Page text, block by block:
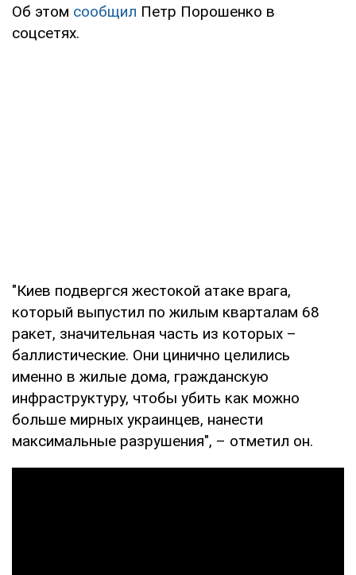
Об этом сообщил Петр Порошенко в
соцсетях.
"Киев подвергся жестокой атаке врага,
который выпустил по жилым кварталам 68
ракет, значительная часть из которых –
баллистические. Они цинично целились
именно в жилые дома, гражданскую
инфраструктуру, чтобы убить как можно
больше мирных украинцев, нанести
максимальные разрушения", – отметил он.